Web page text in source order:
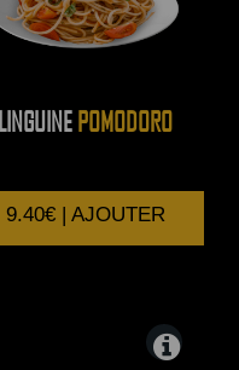
LINGUINE POMODORO
9.40€ | AJOUTER